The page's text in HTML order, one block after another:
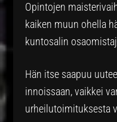
Opintojen
kaiken muun ohella
kuntosalin
Hän itse saapuu
innoissaan, vaikkei
urheilutoimituksesta